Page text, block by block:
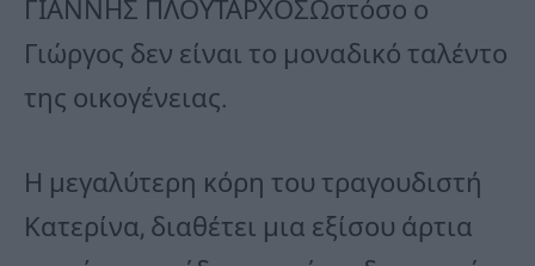
ΓΙΑΝΝΗΣ ΠΛΟΥΤΑΡΧΟΣΩστόσο ο
Γιώργος δεν είναι το μοναδικό ταλέντο
της οικογένειας.
Η μεγαλύτερη κόρη του τραγουδιστή
Κατερίνα, διαθέτει μια εξίσου άρτια